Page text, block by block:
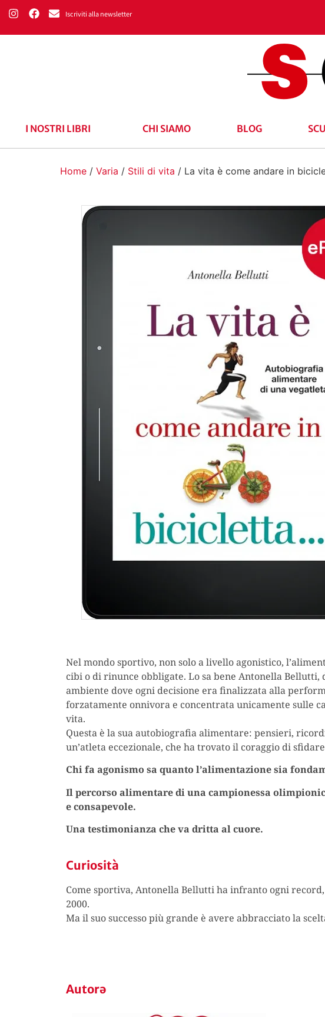
Iscriviti alla newsletter
I NOSTRI LIBRI CHI SIAMO BLOG
Home / Varia / Stili di vita / La vita è come andare in
Nel mondo sportivo, non solo a livello agonistico,
cibi o di rinunce obbligate. Lo sa bene Antonella
ambiente dove ogni decisione era finalizzata alla
forzatamente onnivora e concentrata unicamente sulle
vita.
Questa è la sua autobiografia alimentare: pensieri,
un’atleta eccezionale, che ha trovato il coraggio di
Chi fa agonismo sa quanto l’alimentazione sia
Il percorso alimentare di una campionessa
e consapevole.
Una testimonianza che va dritta al cuore.
Curiosità
Come sportiva, Antonella Bellutti ha infranto ogni
2000.
Ma il suo successo più grande è avere abbracciato la
Autorə